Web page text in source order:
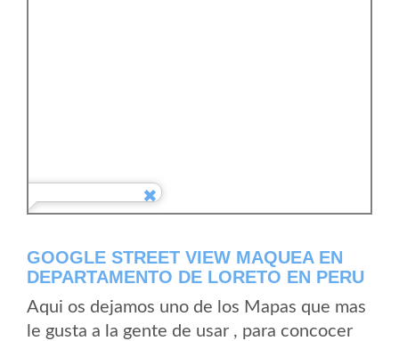
GOOGLE STREET VIEW MAQUEA EN
DEPARTAMENTO DE LORETO EN PERU
Aqui os dejamos uno de los Mapas que mas
le gusta a la gente de usar , para concocer